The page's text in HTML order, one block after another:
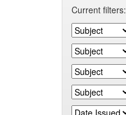
Current filters: